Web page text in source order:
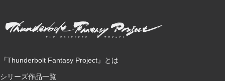
『Thunderbolt Fantasy Project』とは
シリーズ作品一覧